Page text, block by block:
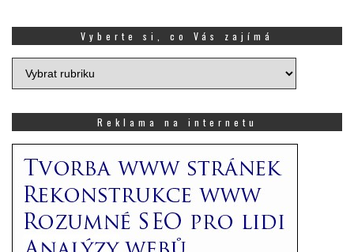
Vyberte si, co Vás zajímá
Vyberte
si,
zajímá
Reklama na internetu